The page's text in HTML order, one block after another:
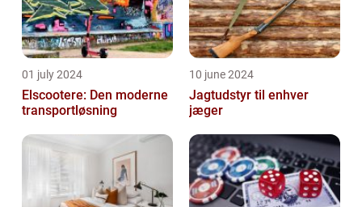
01 july 2024
Elscootere: Den moderne
transportløsning
10 june 2024
Jagtudstyr til enhver
jæger